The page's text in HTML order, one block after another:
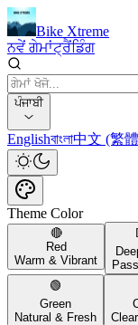
Bike Xtreme
ਨਵੇਂ ਗੇਮਾਂਟ੍ਰੈਂਡਿੰਗ
ਪੰਜਾਬੀ
Englishবাংলা中文 (繁
Theme Color
🔴
Red
Warm & Vibrant
🟢
Green
Natural & Fresh